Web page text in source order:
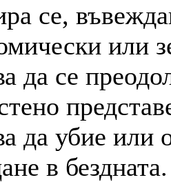
се,
или
да се
да убие или
в